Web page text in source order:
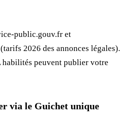
public.gouv.fr et
2026 des annonces légales).
peuvent publier votre
via le Guichet unique